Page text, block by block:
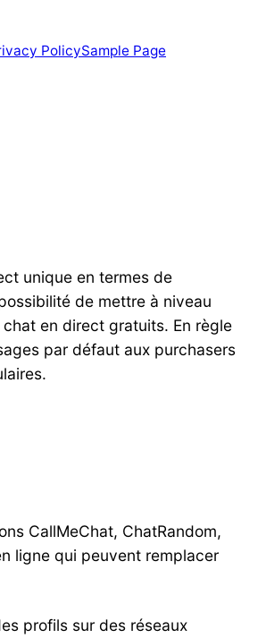
PolicySample Page
unique en termes de
de mettre à niveau
en direct gratuits. En règle
par défaut aux purchasers
CallMeChat, ChatRandom,
ligne qui peuvent remplacer
profils sur des réseaux